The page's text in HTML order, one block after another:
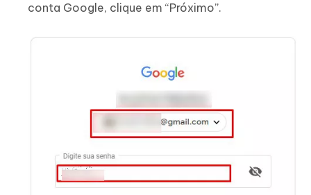
conta Google, clique em “Próximo”.